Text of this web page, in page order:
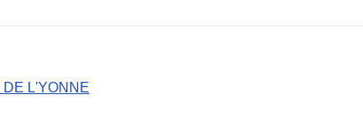
L'YONNE